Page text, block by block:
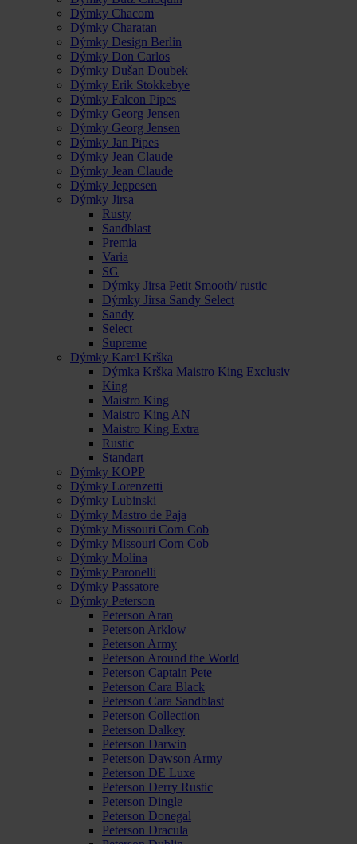
Dýmky Chacom
Dýmky Charatan
Dýmky Design Berlin
Dýmky Don Carlos
Dýmky Dušan Doubek
Dýmky Erik Stokkebye
Dýmky Falcon Pipes
Dýmky Georg Jensen
Dýmky Georg Jensen
Dýmky Jan Pipes
Dýmky Jean Claude
Dýmky Jean Claude
Dýmky Jeppesen
Dýmky Jirsa
Rusty
Sandblast
Premia
Varia
SG
Dýmky Jirsa Petit Smooth/ rustic
Dýmky Jirsa Sandy Select
Sandy
Select
Supreme
Dýmky Karel Krška
Dýmka Krška Maistro King Exclusiv
King
Maistro King
Maistro King AN
Maistro King Extra
Rustic
Standart
Dýmky KOPP
Dýmky Lorenzetti
Dýmky Lubinski
Dýmky Mastro de Paja
Dýmky Missouri Corn Cob
Dýmky Missouri Corn Cob
Dýmky Molina
Dýmky Paronelli
Dýmky Passatore
Dýmky Peterson
Peterson Aran
Peterson Arklow
Peterson Army
Peterson Around the World
Peterson Captain Pete
Peterson Cara Black
Peterson Cara Sandblast
Peterson Collection
Peterson Dalkey
Peterson Darwin
Peterson Dawson Army
Peterson DE Luxe
Peterson Derry Rustic
Peterson Dingle
Peterson Donegal
Peterson Dracula